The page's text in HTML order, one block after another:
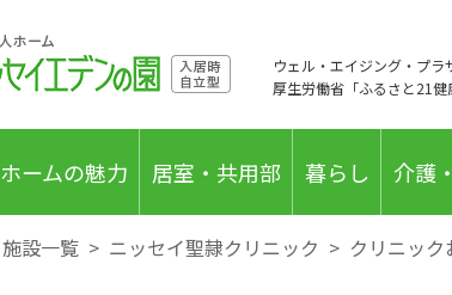
ウェル・エイジング・プラ
厚生労働省「ふるさと21
ホームの魅力 居室・共用部 暮らし 介護
施設一覧 > ニッセイ聖隷クリニック > クリニッ